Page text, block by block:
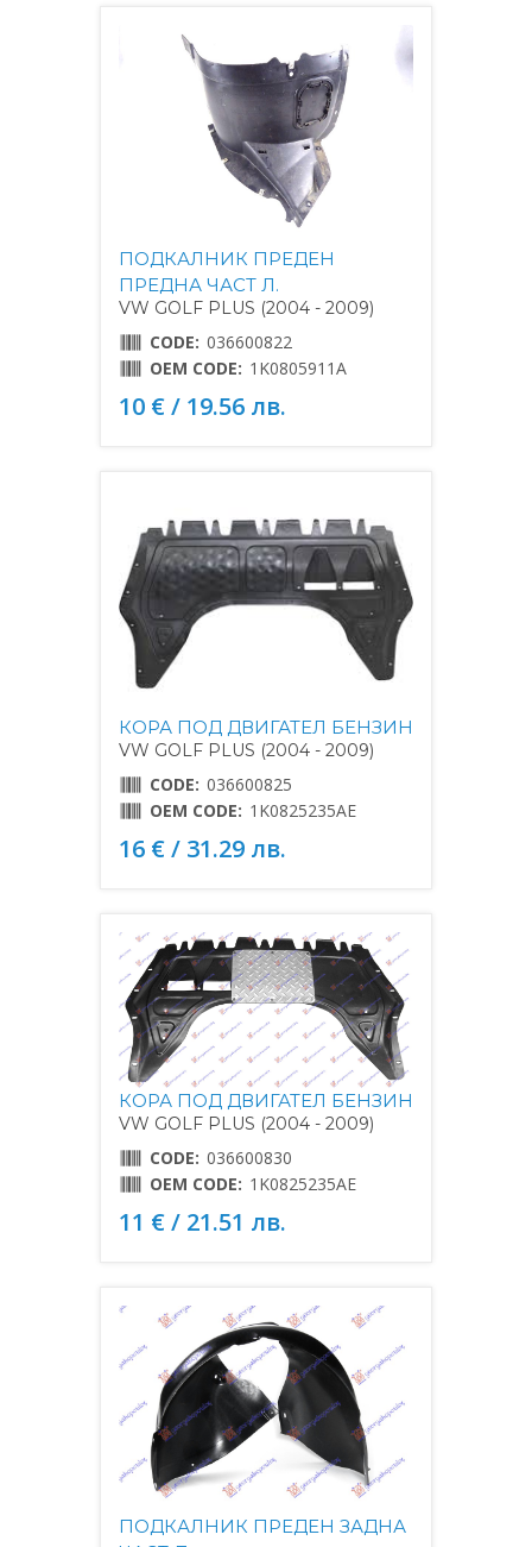
ПОДКАЛНИК ПРЕДЕН
ПРЕДНА ЧАСТ Л.
VW GOLF PLUS (2004 - 2009)
CODE: 036600822
OEM CODE: 1K0805911A
10 € / 19.56 лв.
КОРА ПОД ДВИГАТЕЛ БЕНЗИН
VW GOLF PLUS (2004 - 2009)
CODE: 036600825
OEM CODE: 1K0825235AE
16 € / 31.29 лв.
КОРА ПОД ДВИГАТЕЛ БЕНЗИН
VW GOLF PLUS (2004 - 2009)
CODE: 036600830
OEM CODE: 1K0825235AE
11 € / 21.51 лв.
ПОДКАЛНИК ПРЕДЕН ЗАДНА